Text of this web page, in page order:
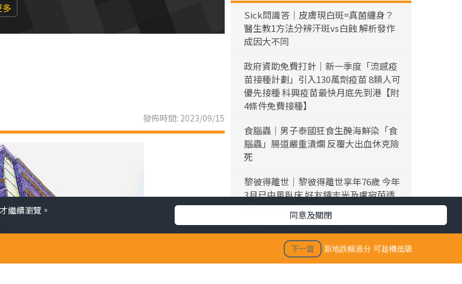
發佈時間: 2023/09/15
Sick問識答｜皮膚現白斑=真菌纏身？
醫生教1方法分辨汗斑vs白蝕 解析發作
成因大不同
政府資助免費打針｜新一季度「流感疫
苗接種計劃」引入130萬劑疫苗 8類人可
優先接種 科興疫苗最快月底先到港【附
4條件免費接種】
食腦蟲｜男子泰國狂食生醃海鮮染「食
腦蟲」腸道嚴重潰爛 反覆大出血休克險
死
黎彼得離世｜黎彼得離世享年76歲 今年
3月已中風臥床 好友鍾志光及盧宛茵透
露黎彼得最後時光
陳浚霆｜《愛回家》風少陳浚霆歐遊行
山出事 1原因全身爆紅疹極恐怖 險「毀
容」急回港求醫【附皮膚科醫生夏日防
下一篇 新地跌幅過分 可趁機低吸
才繼續瀏覽。 同意及關閉